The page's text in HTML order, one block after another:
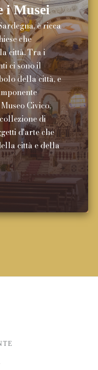
i Musei
è ricca
che
città. Tra i
ci sono il
della città, e
Civico,
di
d'arte che
città e della